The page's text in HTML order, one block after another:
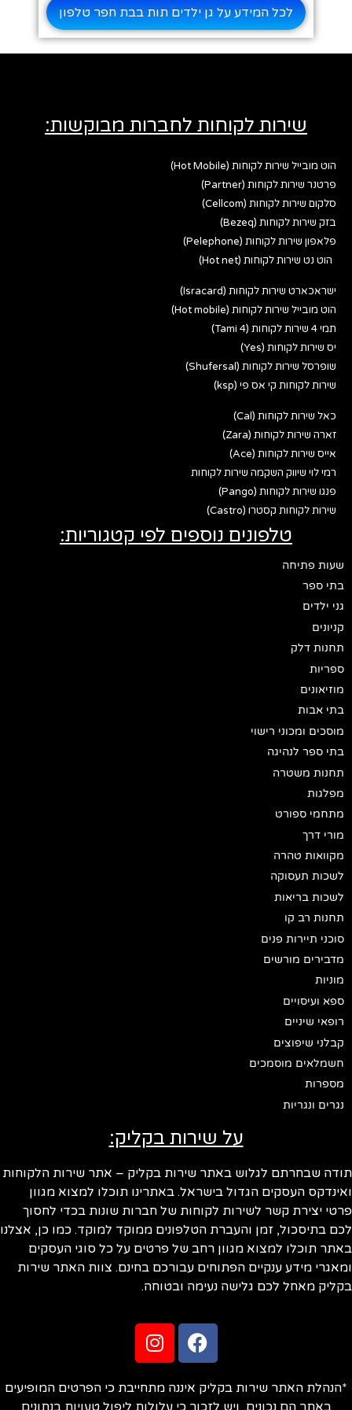
לכל המידע על גן ילדים תות בבת חפר טלפון
שירות לקוחות לחברות מבוקשות:
הוט מובייל שירות לקוחות (Hot Mobile)
פרטנר שירות לקוחות (Partner)
סלקום שירות לקוחות (Cellcom)
בזק שירות לקוחות (Bezeq)
פלאפון שירות לקוחות (Pelephone)
הוט נט שירות לקוחות (Hot net)
ישראכארט שירות לקוחות (Isracard)
הוט מובייל שירות לקוחות (Hot mobile)
תמי 4 שירות לקוחות (Tami 4)
יס שירות לקוחות (Yes)
שופרסל שירות לקוחות (Shufersal)
שירות לקוחות קי אס פי (ksp)
כאל שירות לקוחות (Cal)
זארה שירות לקוחות (Zara)
אייס שירות לקוחות (Ace)
רמי לוי שיווק השקמה שירות לקוחות
פנגו שירות לקוחות (Pango)
שירות לקוחות קסטרו (Castro)
טלפונים נוספים לפי קטגוריות:
שעות פתיחה
בתי ספר
גני ילדים
קניונים
תחנות דלק
ספריות
מוזיאונים
בתי אבות
מוסכים ומכוני רישוי
בתי ספר לנהיגה
תחנות משטרה
מפלגות
מתחמי ספורט
מורי דרך
מקוואות טהרה
לשכות תעסוקה
לשכות בריאות
תחנות רב קו
סוכני תיירות פנים
מדבירים מורשים
מוניות
ספא ועיסויים
רופאי שיניים
קבלני שיפוצים
חשמלאים מוסמכים
מספרות
נגרים ונגריות
על שירות בקליק:
שבחרתם לגלוש באתר שירות בקליק – אתר שירות הלקוחות
העסקים הגדול בישראל. באתרינו תוכלו למצוא מגוון
יצירת קשר לשירות לקוחות של חברות שונות בכדי לחסוך
בתיסכול, זמן והעברת הטלפונים ממוקד למוקד. כמו כן, אצלנו
תוכלו למצוא מגוון רחב של פרטים על כל סוגי העסקים
מידע ענקיים הפתוחים עבורכם בחינם. צוות האתר שירות
מאחל לכם גלישה נעימה ובטוחה.
האתר שירות בקליק איננה מתחייבת כי הפרטים המופיעים
באתר הם נכונים, ויש לזכור כי עלולות ליפול טעויות בנתונים